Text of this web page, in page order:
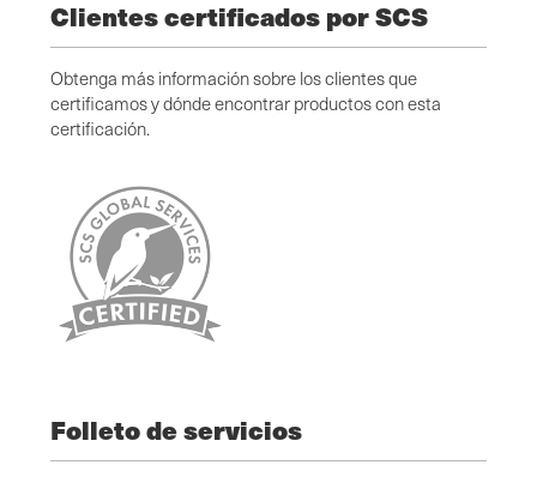
Clientes certificados por SCS
Obtenga más información sobre los clientes que
certificamos y dónde encontrar productos con esta
certificación.
Folleto de servicios